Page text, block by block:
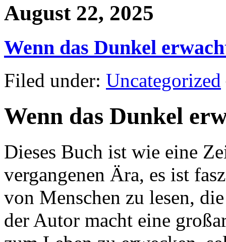
August 22, 2025
Wenn das Dunkel
Filed under: Uncategorized
Wenn das Dunkel
Dieses Buch ist wie eine
vergangenen Ära, es ist
von Menschen zu lesen,
der Autor macht eine